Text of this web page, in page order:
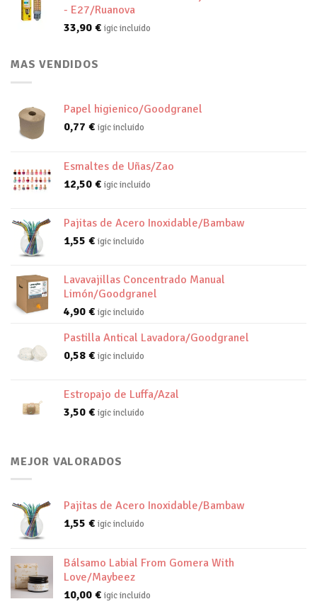
- E27/Ruanova
33,90 € igic incluido
MAS VENDIDOS
Papel higienico/Goodgranel
0,77 € igic incluido
Esmaltes de Uñas/Zao
12,50 € igic incluido
Pajitas de Acero Inoxidable/Bambaw
1,55 € igic incluido
Lavavajillas Concentrado Manual
Limón/Goodgranel
4,90 € igic incluido
Pastilla Antical Lavadora/Goodgranel
0,58 € igic incluido
Estropajo de Luffa/Azal
3,50 € igic incluido
MEJOR VALORADOS
Pajitas de Acero Inoxidable/Bambaw
1,55 € igic incluido
Bálsamo Labial From Gomera With
Love/Maybeez
10,00 € igic incluido